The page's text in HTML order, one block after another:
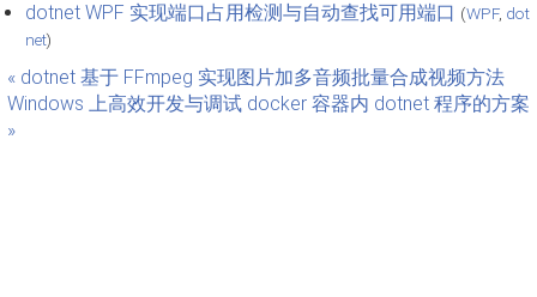
dotnet WPF 实现端口占用检测与自动查找可用端口 (WPF, dot
net)
« dotnet 基于 FFmpeg 实现图片加多音频批量合成视频方法
Windows 上高效开发与调试 docker 容器内 dotnet 程序的方案
»